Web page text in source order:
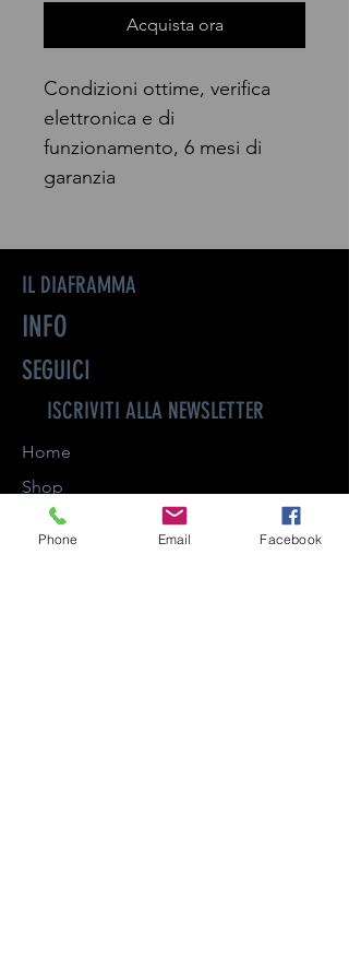
Acquista ora
Condizioni ottime, verifica
elettronica e di
funzionamento, 6 mesi di
garanzia
IL DIAFRAMMA
INFO
SEGUICI
ISCRIVITI ALLA NEWSLETTER
Home
Shop
About
Phone Email Facebook